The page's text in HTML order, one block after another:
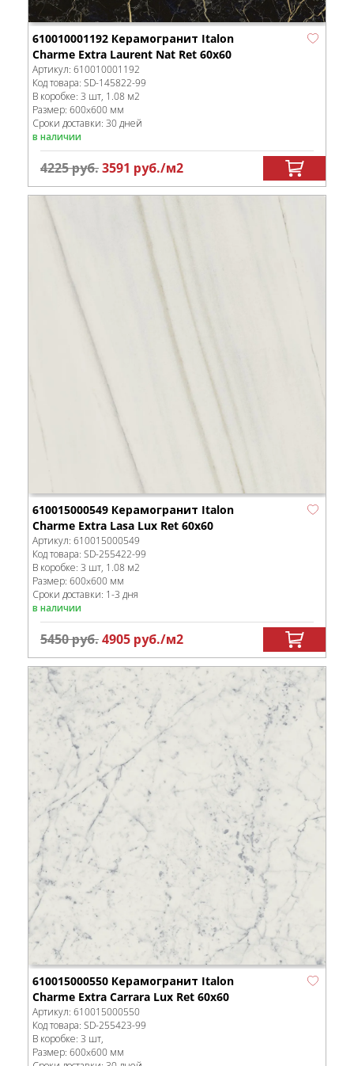
610010001192 Керамогранит Italon
Charme Extra Laurent Nat Ret 60x60
Артикул: 610010001192
Код товара: SD-145822-99
В коробке: 3 шт, 1.08 м2
Размер: 600x600 мм
Сроки доставки: 30 дней
в наличии
4225руб.3591 руб./м2
610015000549 Керамогранит Italon
Charme Extra Lasa Lux Ret 60x60
Артикул: 610015000549
Код товара: SD-255422-99
В коробке: 3 шт, 1.08 м2
Размер: 600x600 мм
Сроки доставки: 1-3 дня
в наличии
5450руб.4905 руб./м2
610015000550 Керамогранит Italon
Charme Extra Carrara Lux Ret 60x60
Артикул: 610015000550
Код товара: SD-255423-99
В коробке: 3 шт,
Размер: 600x600 мм